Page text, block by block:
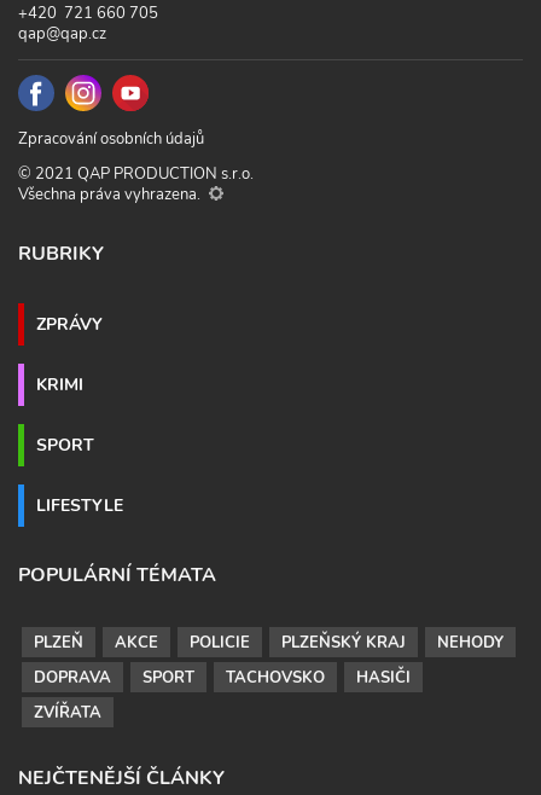
+420 721 660 705
qap@qap.cz
Zpracování osobních údajů
© 2021 QAP PRODUCTION s.r.o.
Všechna práva vyhrazena.
RUBRIKY
ZPRÁVY
KRIMI
SPORT
LIFESTYLE
POPULÁRNÍ TÉMATA
PLZEŇ AKCE POLICIE PLZEŇSKÝ KRAJ
NEHODY
DOPRAVA
SPORT TACHOVSKO
HASIČI
ZVÍŘATA
NEJČTENĚJŠÍ ČLÁNKY